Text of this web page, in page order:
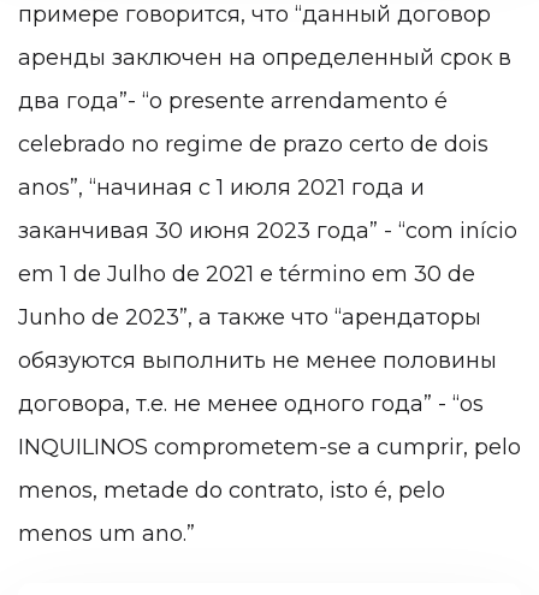
примере говорится, что “данный договор
аренды заключен на определенный срок в
два года”- “o presente arrendamento é
celebrado no regime de prazo certo de dois
anos”, “начиная с 1 июля 2021 года и
заканчивая 30 июня 2023 года” - “com início
em 1 de Julho de 2021 e término em 30 de
Junho de 2023”, а также что “арендаторы
обязуются выполнить не менее половины
договора, т.е. не менее одного года” - “os
INQUILINOS comprometem-se a cumprir, pelo
menos, metade do contrato, isto é, pelo
menos um ano.”